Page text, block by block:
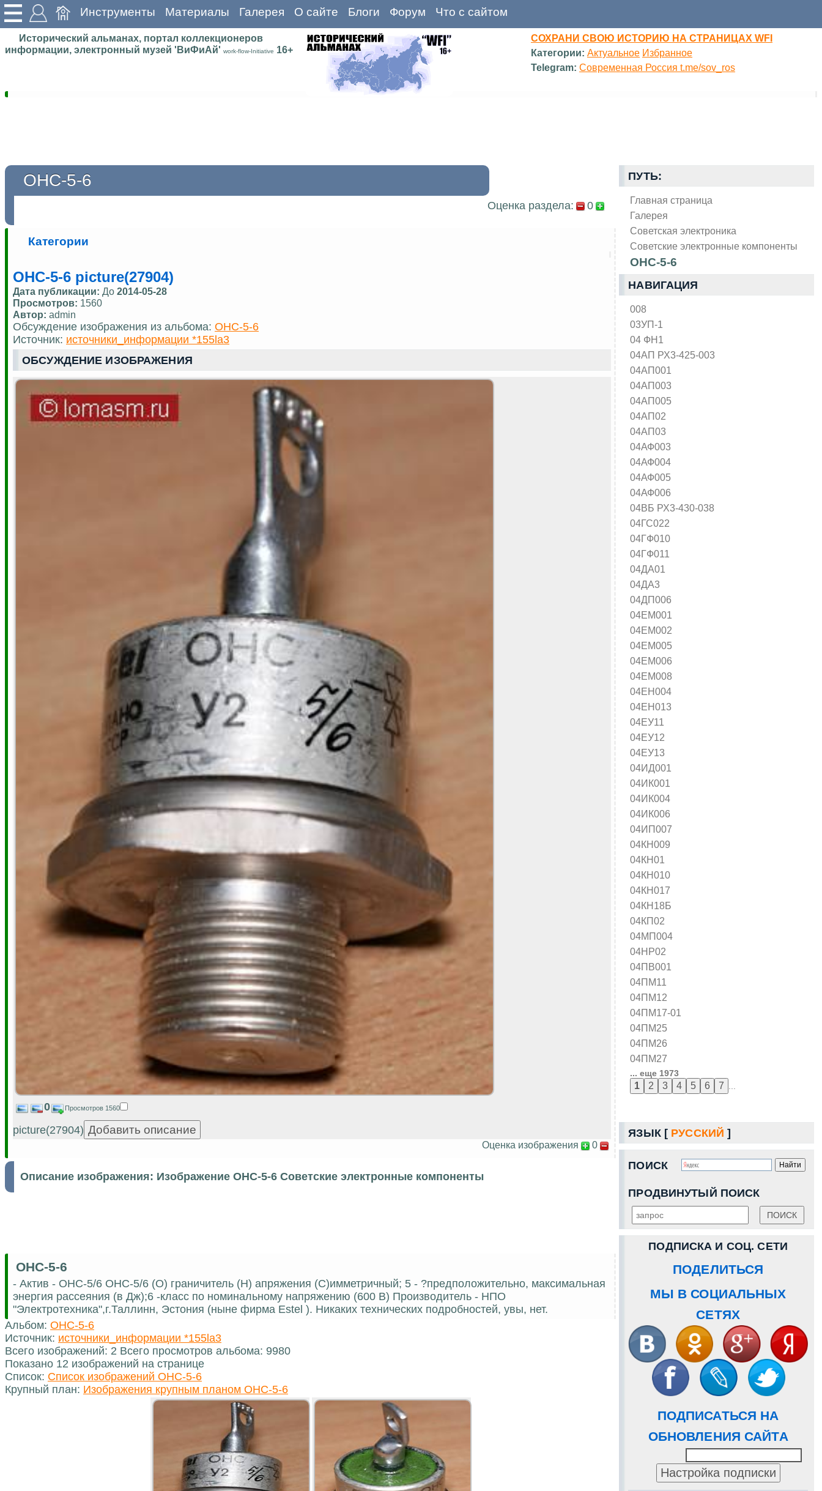
Инструменты Материалы Галерея О сайте Блоги Форум Что с сайтом
Исторический альманах, портал коллекционеров
информации, электронный музей 'ВиФиАй' work-flow-Initiative 16+
СОХРАНИ СВОЮ ИСТОРИЮ НА СТРАНИЦАХ WFI
Категории: Актуальное Избранное
Telegram: Современная Россия t.me/sov_ros
ПУТЬ:
Главная страница
Галерея
Советская электроника
Советские электронные компоненты
ОНС-5-6
НАВИГАЦИЯ
008
03УП-1
04 ФН1
04АП РХ3-425-003
04АП001
04АП003
04АП005
04АП02
04АП03
04АФ003
04АФ004
04АФ005
04АФ006
04ВБ РХ3-430-038
04ГС022
04ГФ010
04ГФ011
04ДА01
04ДА3
04ДП006
04ЕМ001
04ЕМ002
04ЕМ005
04ЕМ006
04ЕМ008
04ЕН004
04ЕН013
04ЕУ11
04ЕУ12
04ЕУ13
04ИД001
04ИК001
04ИК004
04ИК006
04ИП007
04КН009
04КН01
04КН010
04КН017
04КН18Б
04КП02
04МП004
04НР02
04ПВ001
04ПМ11
04ПМ12
04ПМ17-01
04ПМ25
04ПМ26
04ПМ27
... еще 1973
ЯЗЫК [ РУССКИЙ ]
ПОИСК
ПРОДВИНУТЫЙ ПОИСК
ПОДПИСКА И СОЦ. СЕТИ
ПОДЕЛИТЬСЯ
МЫ В СОЦИАЛЬНЫХ
СЕТЯХ
ПОДПИСАТЬСЯ НА
ОБНОВЛЕНИЯ САЙТА
ОНС-5-6
Оценка раздела: 0
Категории
ОНС-5-6 picture(27904)
Дата публикации: До 2014-05-28
Просмотров: 1560
Автор: admin
Обсуждение изображения из альбома: ОНС-5-6
Источник: источники_информации *155la3
ОБСУЖДЕНИЕ ИЗОБРАЖЕНИЯ
0 Просмотров 1560
picture(27904)
Оценка изображения 0
Описание изображения: Изображение ОНС-5-6 Советские электронные компоненты
ОНС-5-6
- Актив - ОНС-5/6 ОНС-5/6 (О) граничитель (Н) апряжения (С)имметричный; 5 - ?предположительно, максимальная
энергия рассеяния (в Дж);6 -класс по номинальному напряжению (600 В) Производитель - НПО
"Электротехника",г.Таллинн, Эстония (ныне фирма Estel ). Никаких технических подробностей, увы, нет.
Альбом: ОНС-5-6
Источник: источники_информации *155la3
Всего изображений: 2 Всего просмотров альбома: 9980
Показано 12 изображений на странице
Список: Список изображений ОНС-5-6
Крупный план: Изображения крупным планом ОНС-5-6